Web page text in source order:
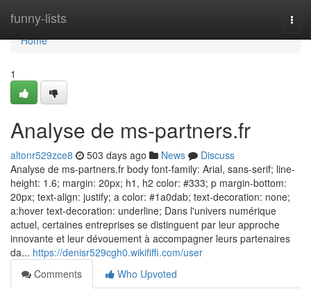
funny-lists
Home
Home
1
Analyse de ms-partners.fr
altonr529zce8 503 days ago News
Discuss
Analyse de ms-partners.fr body font-family: Arial, sans-serif; line-
height: 1.6; margin: 20px; h1, h2 color: #333; p margin-bottom:
20px; text-align: justify; a color: #1a0dab; text-decoration: none;
a:hover text-decoration: underline; Dans l'univers numérique
actuel, certaines entreprises se distinguent par leur approche
innovante et leur dévouement à accompagner leurs partenaires
da... https://denisr529cgh0.wikififfi.com/user
Comments
Who Upvoted